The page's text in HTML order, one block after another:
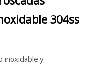
304ss
inoxidable y